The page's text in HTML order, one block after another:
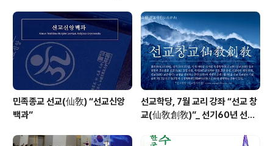
민족종교 선교(仙敎) “선교신앙
백과”
선교학당, 7월 교리 강좌 “선교 창
교(仙敎創敎)”_ 선기60년 선교